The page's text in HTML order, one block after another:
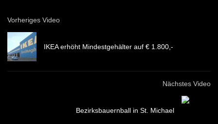
Vorheriges Video
IKEA erhöht Mindestgehälter auf € 1.800,-
Nächstes Video
Bezirksbauernball in St. Michael